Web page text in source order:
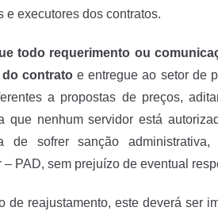
e executores dos contratos.
todo requerimento ou
contrato e entregue ao setor de
a propostas de preços,
que nenhum servidor está
de sofrer sanção
PAD, sem prejuízo de eventual
de reajustamento, este deverá ser